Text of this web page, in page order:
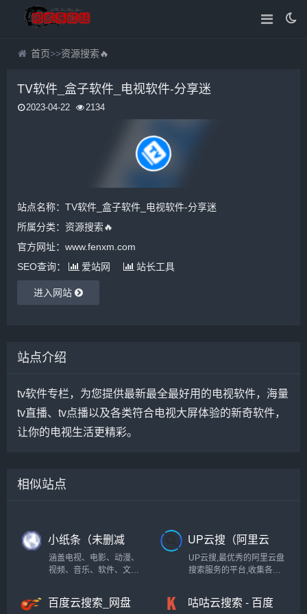
首页>>资源搜索🔥
TV软件_盒子软件_电视软件-分享迷
2023-04-22 2134
站点名称：TV软件_盒子软件_电视软件-分享迷
所属分类： 资源搜索🔥
官方网址：www.fenxm.com
SEO查询：
爱站网 站长工具
进入网站
站点介绍
tv软件专栏，为您提供最新最全最好用的电视软件，海量
tv直播、tv点播以及各类符合电视大屏体验的新奇软件，
让你的电视生活更精彩。
相似站点
小纸条（未删减
版的影视资源大
全）
涵盖电视、电影、动漫、
视频、音乐、软件、文档
UP云搜（阿里云
盘资源搜索神
器）
UP云搜,最优秀的阿里云盘
搜索服务的平台,收集各类
搜索功能,推动互联网优质
资源的高效传递!
百度云搜索_网盘
咕咕云搜索 - 百度